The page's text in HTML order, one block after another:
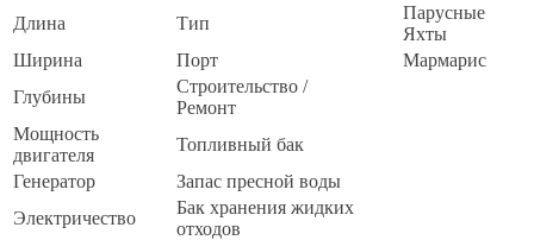
Длина Тип
Парусные
Яхты
Ширина
Порт
Мармарис
Глубины
Строительство /
Ремонт
Мощность
двигателя
Топливный бак
Генератор
Запас пресной воды
Электричество
Бак хранения жидких
отходов